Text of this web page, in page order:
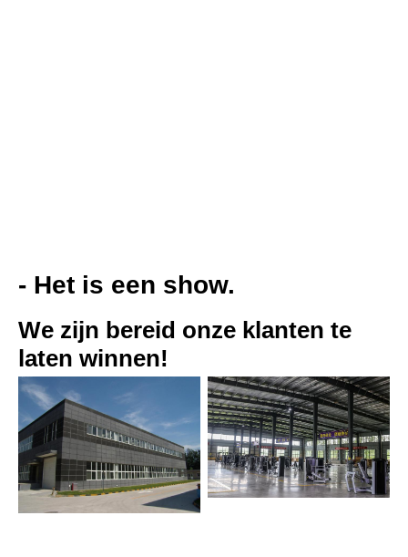
- Het is een show.
We zijn bereid onze klanten te
laten winnen!